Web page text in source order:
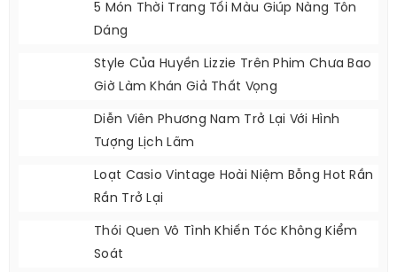
5 Món Thời Trang Tối Màu Giúp Nàng Tôn
Dáng
Style Của Huyền Lizzie Trên Phim Chưa Bao
Giờ Làm Khán Giả Thất Vọng
Diễn Viên Phương Nam Trở Lại Với Hình
Tượng Lịch Lãm
Loạt Casio Vintage Hoài Niệm Bỗng Hot Rần
Rần Trở Lại
Thói Quen Vô Tình Khiến Tóc Không Kiểm
Soát